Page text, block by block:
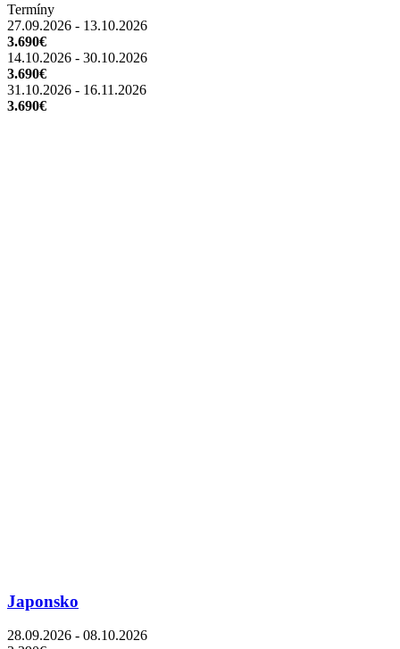
Termíny
27.09.2026 - 13.10.2026
3.690€
14.10.2026 - 30.10.2026
3.690€
31.10.2026 - 16.11.2026
3.690€
Japonsko
28.09.2026 - 08.10.2026